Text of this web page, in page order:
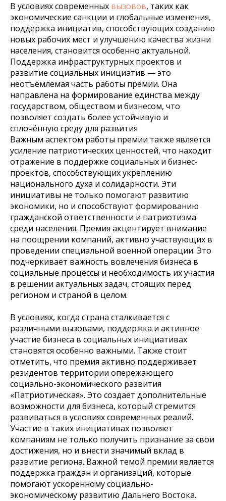
В условиях современных вызовов, таких как
экономические санкции и глобальные изменения,
поддержка инициатив, способствующих созданию
новых рабочих мест и улучшению качества жизни
населения, становится особенно актуальной.
Поддержка инфраструктурных проектов и
развитие социальных инициатив — это
неотъемлемая часть работы премии. Она
направлена на формирование единства между
государством, обществом и бизнесом, что
позволяет создать более устойчивую и
сплочённую среду для развития
Важным аспектом работы премии также является
усиление патриотических ценностей, что находит
отражение в поддержке социальных и бизнес-
проектов, способствующих укреплению
национального духа и солидарности. Эти
инициативы не только помогают развитию
экономики, но и способствуют формированию
гражданской ответственности и патриотизма
среди населения. Премия акцентирует внимание
на поощрении компаний, активно участвующих в
проведении специальной военной операции. Это
подчеркивает важность вовлечения бизнеса в
социальные процессы и необходимость их участия
в решении актуальных задач, стоящих перед
регионом и страной в целом.
В условиях, когда страна сталкивается с
различными вызовами, поддержка и активное
участие бизнеса в социальных инициативах
становятся особенно важными. Также стоит
отметить, что премия активно поддерживает
резидентов территории опережающего
социально-экономического развития
«Патриотическая». Это создает дополнительные
возможности для бизнеса, который стремится
развиваться в условиях современных реалий.
Участие в таких инициативах позволяет
компаниям не только получить признание за свои
достижения, но и внести значимый вклад в
развитие региона. Важной темой премии является
поддержка граждан и организаций, которые
помогают ускоренному социально-
экономическому развитию Дальнего Востока.